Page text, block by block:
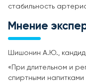
стабильность
Мнение
Шишонин А.Ю.,
«При длительном и
спиртными напитками